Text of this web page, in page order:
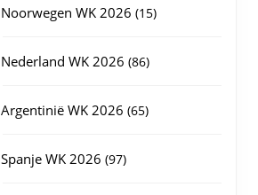
Noorwegen WK 2026 1515
Nederland WK 2026 8686
Argentinië WK 2026 6565
Spanje WK 2026 9797